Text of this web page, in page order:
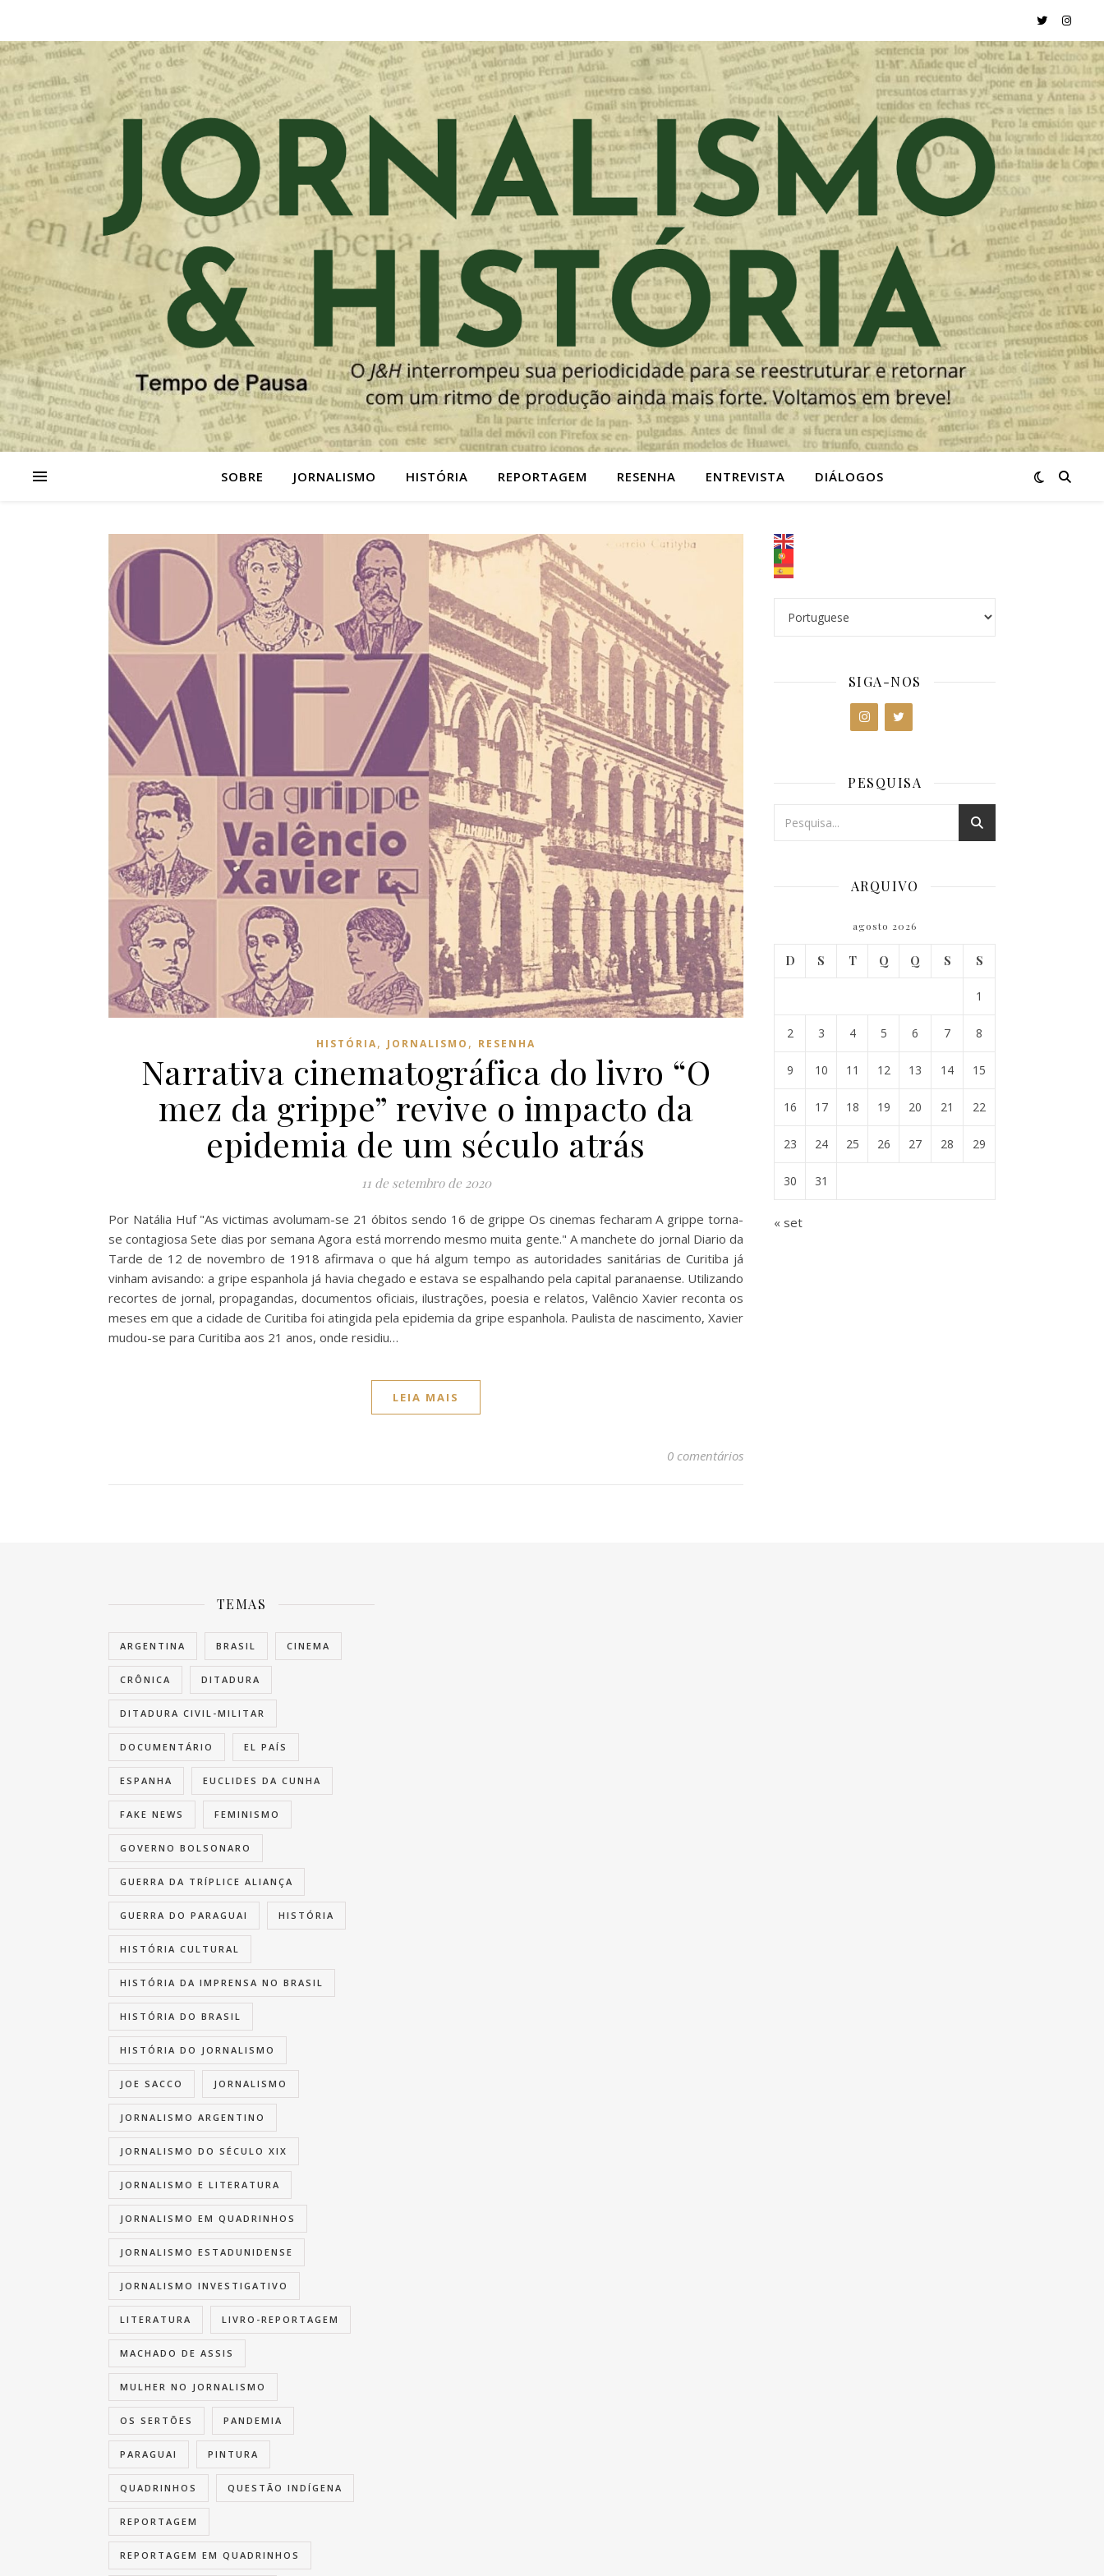
SOBRE JORNALISMO HISTÓRIA REPORTAGEM RESENHA ENTREVISTA DIÁLOGOS
HISTÓRIA, JORNALISMO , RESENHA
Narrativa cinematográfica do livro “O
mez da grippe” revive o impacto da
epidemia de um século atrás
11 de setembro de 2020
Por Natália Huf "As victimas avolumam-se 21 óbitos sendo 16 de grippe Os cinemas fecharam A grippe torna-
se contagiosa Sete dias por semana Agora está morrendo mesmo muita gente." A manchete do jornal Diario da
Tarde de 12 de novembro de 1918 afirmava o que há algum tempo as autoridades sanitárias de Curitiba já
vinham avisando: a gripe espanhola já havia chegado e estava se espalhando pela capital paranaense. Utilizando
recortes de jornal, propagandas, documentos oficiais, ilustrações, poesia e relatos, Valêncio Xavier reconta os
meses em que a cidade de Curitiba foi atingida pela epidemia da gripe espanhola. Paulista de nascimento, Xavier
mudou-se para Curitiba aos 21 anos, onde residiu…
LEIA MAIS
0 comentários
SIGA-NOS
PESQUISA
ARQUIVO
agosto 2026
D S T Q Q S S
1
2 3 4 5 6 7 8
9 10 11 12 13 14 15
16 17 18 19 20 21 22
23 24 25 26 27 28 29
30 31
« set
TEMAS
ARGENTINA BRASIL CINEMA
CRÔNICA DITADURA
DITADURA CIVIL-MILITAR
DOCUMENTÁRIO EL PAÍS
ESPANHA EUCLIDES DA CUNHA
FAKE NEWS FEMINISMO
GOVERNO BOLSONARO
GUERRA DA TRÍPLICE ALIANÇA
GUERRA DO PARAGUAI HISTÓRIA
HISTÓRIA CULTURAL
HISTÓRIA DA IMPRENSA NO BRASIL
HISTÓRIA DO BRASIL
HISTÓRIA DO JORNALISMO
JOE SACCO JORNALISMO
JORNALISMO ARGENTINO
JORNALISMO DO SÉCULO XIX
JORNALISMO E LITERATURA
JORNALISMO EM QUADRINHOS
JORNALISMO ESTADUNIDENSE
JORNALISMO INVESTIGATIVO
LITERATURA LIVRO-REPORTAGEM
MACHADO DE ASSIS
MULHER NO JORNALISMO
OS SERTÕES PANDEMIA
PARAGUAI PINTURA
QUADRINHOS QUESTÃO INDÍGENA
REPORTAGEM
REPORTAGEM EM QUADRINHOS